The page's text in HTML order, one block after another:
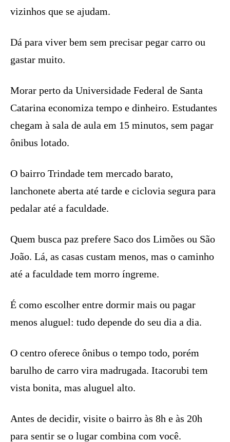
vizinhos que se ajudam.
Dá para viver bem sem precisar pegar carro ou
gastar muito.
Morar perto da Universidade Federal de Santa
Catarina economiza tempo e dinheiro. Estudantes
chegam à sala de aula em 15 minutos, sem pagar
ônibus lotado.
O bairro Trindade tem mercado barato,
lanchonete aberta até tarde e ciclovia segura para
pedalar até a faculdade.
Quem busca paz prefere Saco dos Limões ou São
João. Lá, as casas custam menos, mas o caminho
até a faculdade tem morro íngreme.
É como escolher entre dormir mais ou pagar
menos aluguel: tudo depende do seu dia a dia.
O centro oferece ônibus o tempo todo, porém
barulho de carro vira madrugada. Itacorubi tem
vista bonita, mas aluguel alto.
Antes de decidir, visite o bairro às 8h e às 20h
para sentir se o lugar combina com você.